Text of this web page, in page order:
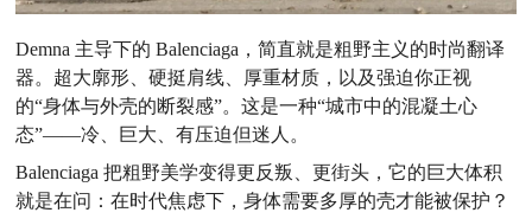
Demna 主导下的 Balenciaga，简直就是粗野主义的时尚翻译
器。超大廓形、硬挺肩线、厚重材质，以及强迫你正视
的“身体与外壳的断裂感”。这是一种“城市中的混凝土心
态”——冷、巨大、有压迫但迷人。
Balenciaga 把粗野美学变得更反叛、更街头，它的巨大体积
就是在问：在时代焦虑下，身体需要多厚的壳才能被保护？